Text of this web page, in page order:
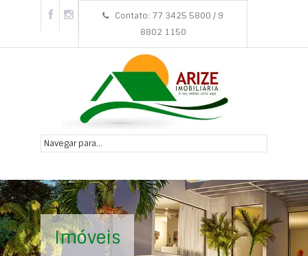
Contato: 77 3425 5800 / 9
8802 1150
Imóveis